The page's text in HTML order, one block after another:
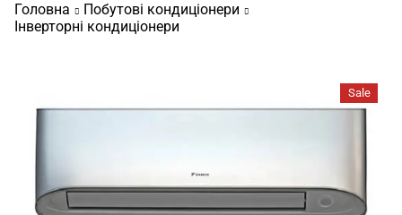
Головна
Побутові кондиціонери
Інверторні кондиціонери
Sale